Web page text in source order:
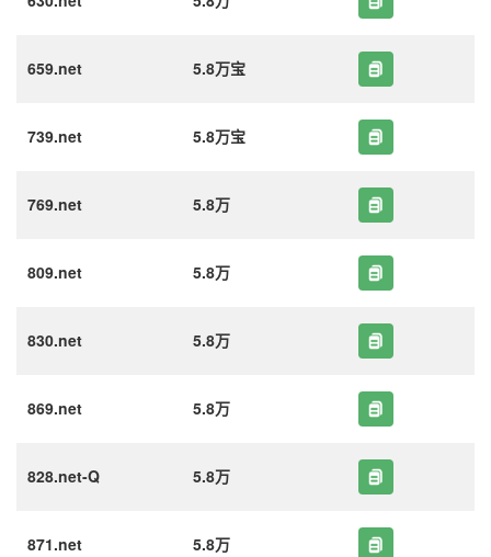
659.net 5.8万宝
739.net 5.8万宝
769.net 5.8万
809.net 5.8万
830.net 5.8万
869.net 5.8万
828.net-Q 5.8万
871.net 5.8万